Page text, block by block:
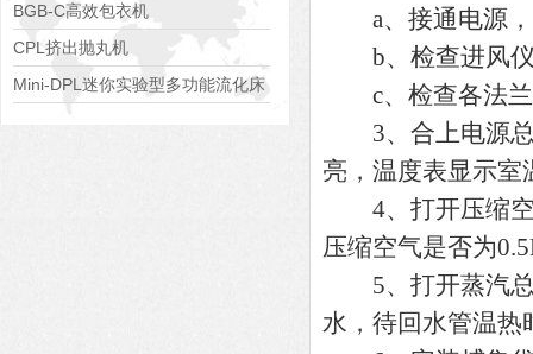
BGB-C高效包衣机
CPL挤出抛丸机
Mini-DPL迷你实验型多功能流化床
a、接通电源，
b、检查进风仪
c、检查各法兰
3、合上电源总
亮，温度表显示室
4、打开压缩空
压缩空气是否为
5、打开蒸汽总
水，待回水管温热